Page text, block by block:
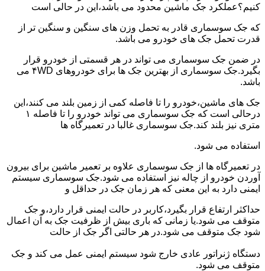
کنیم؟عملکرد جک ماشین محدود می باشد،این در حالی است
که جک سوسماری قادر به تحمل وزن های سنگین و سنگین تر از
قدرت تحمل جک های خودرو می باشد.
در ضمن جک سوسماری می تواند در هر قسمتی از خودرو قرار
بگیرد.جک سوسماری از بهترین جک ها برای خودروهای ۴WD می
باشد.
جک های ماشین،خودرو را تا فاصله کمی از زمین بلند می کنند،این
درحالی است که جک سوسماری می تواند خودرو را تا فاصله ۱
متری نیز بلند کند.جک سوسماری غالبا در تعمیرگاه ها
استفاده می شود.
در تعمیرگاه ها از جک سوسماری علاوه بر تعمیر ماشین برای بیرون
آوردن خودرو از چاله نیز استفاده می شود.جک سوسماری سیستم
ایمنی دارد به این معنی که هر زمان جک در حداقل و
حداکثر ارتفاع قرار بگیرد،کاربر در حالت ایمنی قرار دارد،و جک
متوقف می شود.یا زمانی که باری بیش از ظرفیت جک به آن اعمال
شود جک متوقف می شود.در هر حالتی اگر جک از حالت
دستگاه ژنراتور عادی خارج شود سیستم ایمنی عمل می کند و جک
متوقف می شود.